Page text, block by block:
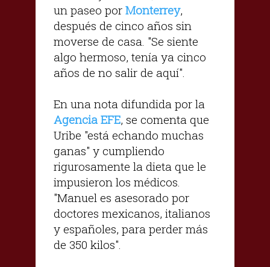
un paseo por Monterrey,
después de cinco años sin
moverse de casa. "Se siente
algo hermoso, tenía ya cinco
años de no salir de aquí".
En una nota difundida por la
Agencia EFE, se comenta que
Uribe "está echando muchas
ganas" y cumpliendo
rigurosamente la dieta que le
impusieron los médicos.
"Manuel es asesorado por
doctores mexicanos, italianos
y españoles, para perder más
de 350 kilos".